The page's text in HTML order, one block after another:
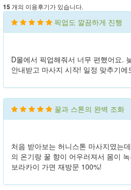
15 개의 이용후기가 있습니다.
픽업도 깔끔하게 진행
D몰에서 픽업해줘서 너무 편했어요.
안내받고 마사지 시작! 일정 맞추기에
꿀과 스톤의 완벽 조화
처음 받아보는 허니스톤 마사지였는
의 온기랑 꿀 향이 어우러져서 몸이
보라카이 가면 재방문 100%!